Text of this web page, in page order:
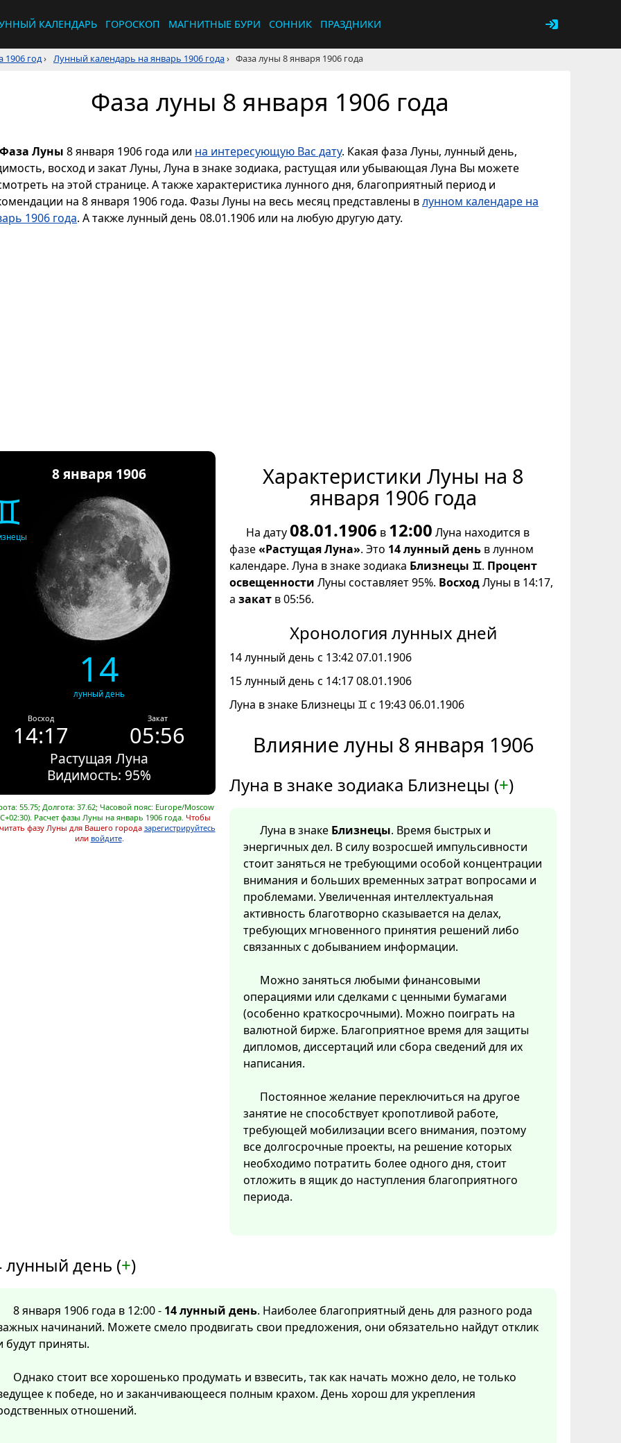
КАЛЕНДАРЬ ГОРОСКОП МАГНИТНЫЕ БУРИ СОННИК ПРАЗДНИКИ
1906 год› Лунный календарь на январь 1906 года› Фаза луны 8 января 1906 года
Фаза луны 8 января 1906 года
Фаза Луны 8 января 1906 года или на интересующую Вас дату. Какая фаза Луны, лунный день,
восход и закат Луны, Луна в знаке зодиака, растущая или убывающая Луна Вы можете
на этой странице. А также характеристика лунного дня, благоприятный период и
на 8 января 1906 года. Фазы Луны на весь месяц представлены влунном календаре на
1906 года. А также лунный день 08.01.1906 или на любую другую дату.
8 января 1906
14
лунный день
Восход
14:17
Закат
05:56
Растущая Луна
Видимость: 95%
55.75; Долгота: 37.62; Часовой пояс: Europe/Moscow
Расчет фазы Луны на январь 1906 года. Чтобы
фазу Луны для Вашего города зарегистрируйтесь
или войдите.
Характеристики Луны на 8
января 1906 года
На дату08.01.1906 в 12:00 Луна находится в
фазе«Растущая Луна». Это 14 лунный день в лунном
календаре. Луна в знаке зодиака Близнецы ♊. Процент
освещенности Луны составляет 95%. ВосходЛуны в 14:17,
а закат в 05:56.
Хронология лунных дней
14 лунный день с 13:42 07.01.1906
15 лунный день с 14:17 08.01.1906
Луна в знаке Близнецы ♊ с 19:43 06.01.1906
Влияние луны 8 января 1906
Луна в знаке зодиака Близнецы (+)
Луна в знаке Близнецы. Время быстрых и
энергичных дел. В силу возросшей импульсивности
стоит заняться не требующими особой концентрации
внимания и больших временных затрат вопросами и
проблемами. Увеличенная интеллектуальная
активность благотворно сказывается на делах,
требующих мгновенного принятия решений либо
связанных с добыванием информации.
Можно заняться любыми финансовыми
операциями или сделками с ценными бумагами
(особенно краткосрочными). Можно поиграть на
валютной бирже. Благоприятное время для защиты
дипломов, диссертаций или сбора сведений для их
написания.
Постоянное желание переключиться на другое
занятие не способствует кропотливой работе,
требующей мобилизации всего внимания, поэтому
все долгосрочные проекты, на решение которых
необходимо потратить более одного дня, стоит
отложить в ящик до наступления благоприятного
периода.
лунный день (+)
8 января 1906 года в 12:00 - 14 лунный день. Наиболее благоприятный день для разного рода
начинаний. Можете смело продвигать свои предложения, они обязательно найдут отклик
будут приняты.
Однако стоит все хорошенько продумать и взвесить, так как начать можно дело, не только
к победе, но и заканчивающееся полным крахом. День хорош для укрепления
отношений.